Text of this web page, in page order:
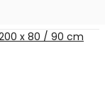
x 80 / 90 cm